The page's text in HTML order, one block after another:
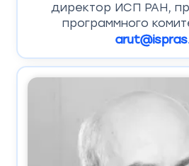
директор ИСП РАН,
программного